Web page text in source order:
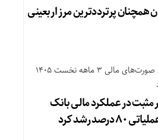
همچنان پرترددترین مرز اربعینی
بررسی صورت‌های مالی 3 ماهه نخست 1405
مثبت در عملکرد مالی بانک
رشد کرد